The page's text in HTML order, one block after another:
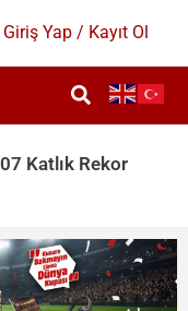
Giriş Yap / Kayıt Ol
Katlık Rekor